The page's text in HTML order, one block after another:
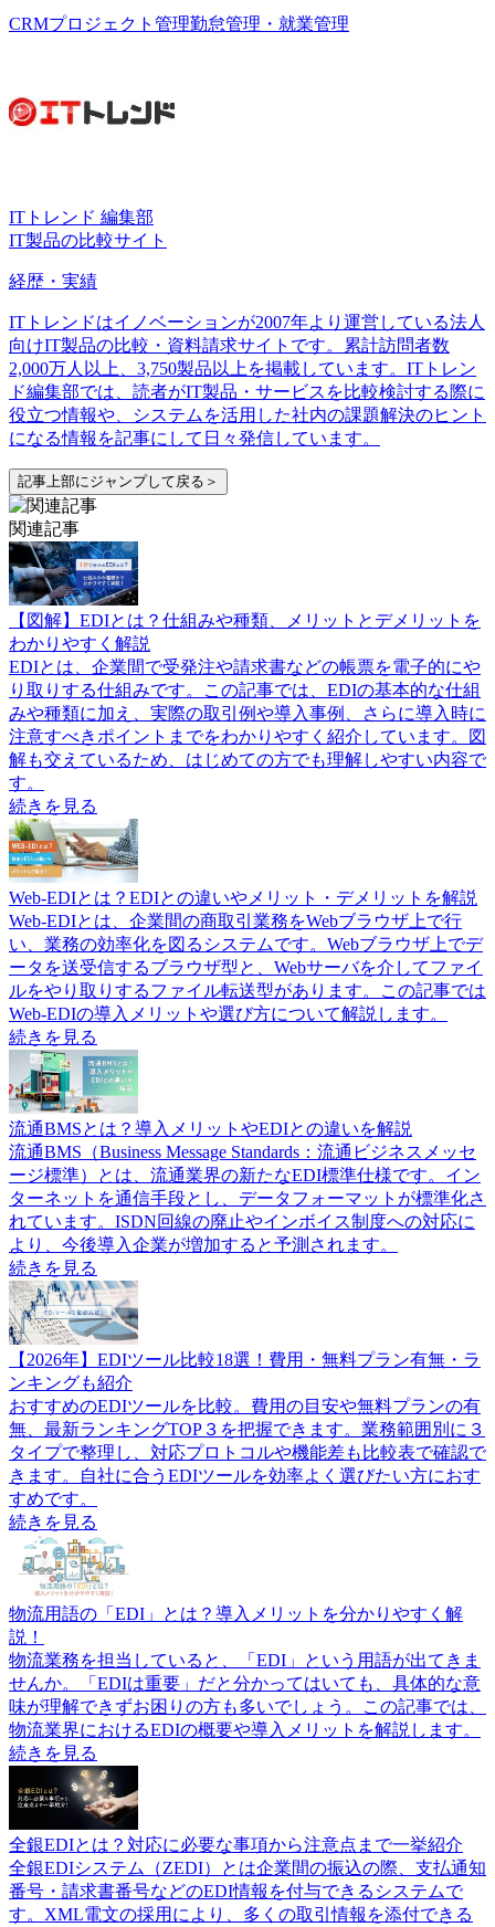
CRMプロジェクト管理勤怠管理・就業管理
ITトレンド 編集部
IT製品の比較サイト
経歴・実績
ITトレンドはイノベーションが2007年より運営している法人
向けIT製品の比較・資料請求サイトです。累計訪問者数
2,000万人以上、3,750製品以上を掲載しています。ITトレン
ド編集部では、読者がIT製品・サービスを比較検討する際に
役立つ情報や、システムを活用した社内の課題解決のヒント
になる情報を記事にして日々発信しています。
記事上部にジャンプして戻る＞
関連記事
【図解】EDIとは？仕組みや種類、メリットとデメリットを
わかりやすく解説
EDIとは、企業間で受発注や請求書などの帳票を電子的にや
り取りする仕組みです。この記事では、EDIの基本的な仕組
みや種類に加え、実際の取引例や導入事例、さらに導入時に
注意すべきポイントまでをわかりやすく紹介しています。図
解も交えているため、はじめての方でも理解しやすい内容で
す。
続きを見る
Web-EDIとは？EDIとの違いやメリット・デメリットを解説
Web-EDIとは、企業間の商取引業務をWebブラウザ上で行
い、業務の効率化を図るシステムです。Webブラウザ上でデ
ータを送受信するブラウザ型と、Webサーバを介してファイ
ルをやり取りするファイル転送型があります。この記事では
Web-EDIの導入メリットや選び方について解説します。
続きを見る
流通BMSとは？導入メリットやEDIとの違いを解説
流通BMS（Business Message Standards：流通ビジネスメッセ
ージ標準）とは、流通業界の新たなEDI標準仕様です。イン
ターネットを通信手段とし、データフォーマットが標準化さ
れています。ISDN回線の廃止やインボイス制度への対応に
より、今後導入企業が増加すると予測されます。
続きを見る
【2026年】EDIツール比較18選！費用・無料プラン有無・ラ
ンキングも紹介
おすすめのEDIツールを比較。費用の目安や無料プランの有
無、最新ランキングTOP３を把握できます。業務範囲別に３
タイプで整理し、対応プロトコルや機能差も比較表で確認で
きます。自社に合うEDIツールを効率よく選びたい方におす
すめです。
続きを見る
物流用語の「EDI」とは？導入メリットを分かりやすく解
説！
物流業務を担当していると、「EDI」という用語が出てきま
せんか。「EDIは重要」だと分かってはいても、具体的な意
味が理解できずお困りの方も多いでしょう。この記事では、
物流業界におけるEDIの概要や導入メリットを解説します。
続きを見る
全銀EDIとは？対応に必要な事項から注意点まで一挙紹介
全銀EDIシステム（ZEDI）とは企業間の振込の際、支払通知
番号・請求書番号などのEDI情報を付与できるシステムで
す。XML電文の採用により、多くの取引情報を添付できる